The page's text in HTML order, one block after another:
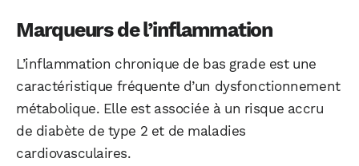
Marqueurs de l’inflammation
L’inflammation chronique de bas grade est une
caractéristique fréquente d’un dysfonctionnement
métabolique. Elle est associée à un risque accru
de diabète de type 2 et de maladies
cardiovasculaires.